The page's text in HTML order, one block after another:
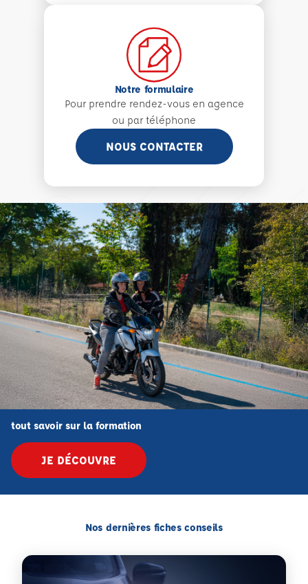
Notre formulaire
Pour prendre rendez-vous en agence
ou par téléphone
NOUS CONTACTER
tout savoir sur la formation
JE DÉCOUVRE
Nos dernières fiches conseils